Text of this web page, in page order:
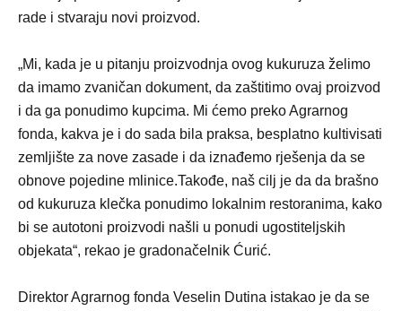
rade i stvaraju novi proizvod.
„Mi, kada je u pitanju proizvodnja ovog kukuruza želimo
da imamo zvaničan dokument, da zaštitimo ovaj proizvod
i da ga ponudimo kupcima. Mi ćemo preko Agrarnog
fonda, kakva je i do sada bila praksa, besplatno kultivisati
zemljište za nove zasade i da iznađemo rješenja da se
obnove pojedine mlinice.Takođe, naš cilj je da da brašno
od kukuruza klečka ponudimo lokalnim restoranima, kako
bi se autotoni proizvodi našli u ponudi ugostiteljskih
objekata“, rekao je gradonačelnik Ćurić.
Direktor Agrarnog fonda Veselin Dutina istakao je da se